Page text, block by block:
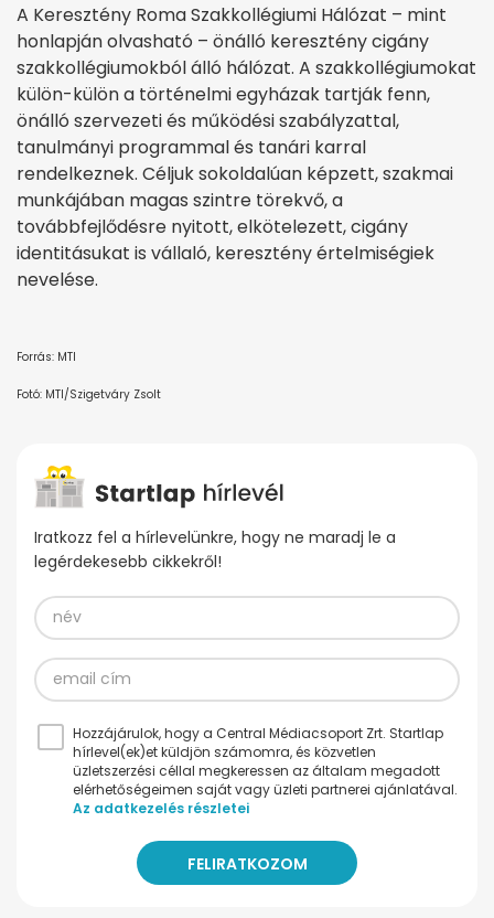
A Keresztény Roma Szakkollégiumi Hálózat – mint
honlapján olvasható – önálló keresztény cigány
szakkollégiumokból álló hálózat. A szakkollégiumokat
külön-külön a történelmi egyházak tartják fenn,
önálló szervezeti és működési szabályzattal,
tanulmányi programmal és tanári karral
rendelkeznek. Céljuk sokoldalúan képzett, szakmai
munkájában magas szintre törekvő, a
továbbfejlődésre nyitott, elkötelezett, cigány
identitásukat is vállaló, keresztény értelmiségiek
nevelése.
Forrás: MTI
Fotó: MTI/Szigetváry Zsolt
Iratkozz fel a hírlevelünkre, hogy ne maradj le a
legérdekesebb cikkekről!
Hozzájárulok, hogy a Central Médiacsoport Zrt. Startlap
hírlevel(ek)et küldjön számomra, és közvetlen
üzletszerzési céllal megkeressen az általam megadott
elérhetőségeimen saját vagy üzleti partnerei ajánlatával.
Az adatkezelés részletei